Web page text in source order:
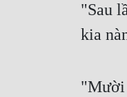
"Sau
kia
"Mười